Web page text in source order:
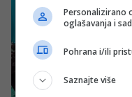
Personalizirano
oglašavanja i
Pohrana i/ili
Saznajte više